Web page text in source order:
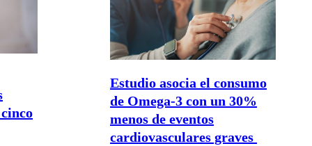
Estudio asocia el consumo
de Omega-3 con un 30%
menos de eventos
cardiovasculares graves